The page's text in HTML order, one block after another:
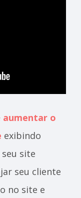
aumentar o
exibindo
site
seu cliente
no site e